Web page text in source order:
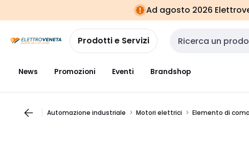
navigazionealla
pagina
Ad agosto 2026
Prodotti e Servizi Cerca input
News Promozioni Eventi Brandshop
Automazione industriale Motori elettrici Elemento di